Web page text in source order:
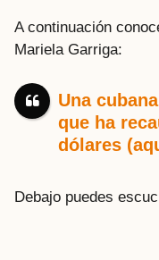
A continuación
Mariela Garriga:
Una
que ha
dólares
Debajo puedes